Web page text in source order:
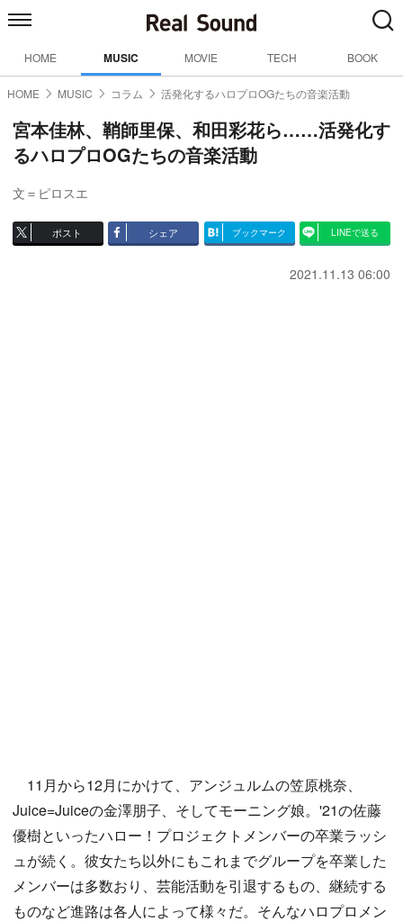
HOME MUSIC MOVIE TECH BOOK
HOME MUSIC コラム 活発化するハロプロOGたちの音楽活動
宮本佳林、鞘師里保、和田彩花ら……活発化す
るハロプロOGたちの音楽活動
文＝ピロスエ
ポスト シェア ブックマーク LINEで送る
2021.11.13 06:00
11月から12月にかけて、アンジュルムの笠原桃奈、
Juice=Juiceの金澤朋子、そしてモーニング娘。'21の佐藤
優樹といったハロー！プロジェクトメンバーの卒業ラッシ
ュが続く。彼女たち以外にもこれまでグループを卒業した
メンバーは多数おり、芸能活動を引退するもの、継続する
ものなど進路は各人によって様々だ。そんなハロプロメン